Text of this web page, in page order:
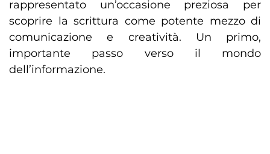
rappresentato un’occasione preziosa per
scoprire la scrittura come potente mezzo di
comunicazione e creatività. Un primo,
importante passo verso il mondo
dell’informazione.